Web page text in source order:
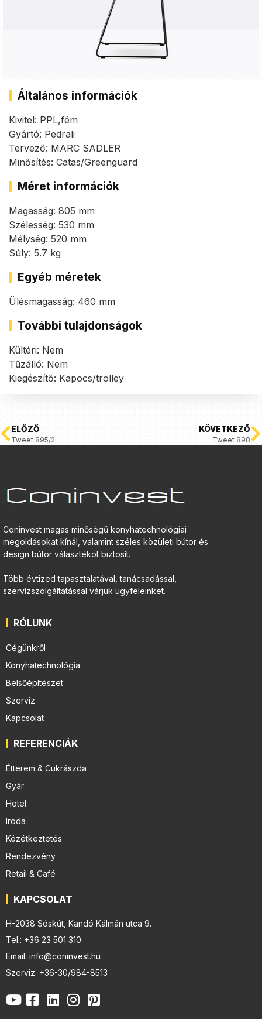
Általános információk
Kivitel: PPL,fém
Gyártó: Pedrali
Tervező: MARC SADLER
Minősítés: Catas/Greenguard
Méret információk
Magasság: 805 mm
Szélesség: 530 mm
Mélység: 520 mm
Súly: 5.7 kg
Egyéb méretek
Ülésmagasság: 460 mm
További tulajdonságok
Kültéri: Nem
Tűzálló: Nem
Kiegészítő: Kapocs/trolley
ELŐZŐ
Tweet 895/2
KÖVETKEZŐ
Tweet 898
Coninvest magas minőségű konyhatechnológiai
megoldásokat kínál, valamint széles közületi bútor és
design bútor választékot biztosít.
Több évtized tapasztalatával, tanácsadással,
szervízszolgáltatással várjuk ügyfeleinket.
RÓLUNK
Cégünkről
Konyhatechnológia
Belsőépítészet
Szerviz
Kapcsolat
REFERENCIÁK
Étterem & Cukrászda
Gyár
Hotel
Iroda
Közétkeztetés
Rendezvény
Retail & Café
KAPCSOLAT
H-2038 Sóskút, Kandó Kálmán utca 9.
Tel.: +36 23 501 310
Email: info@coninvest.hu
Szerviz: +36-30/984-8513